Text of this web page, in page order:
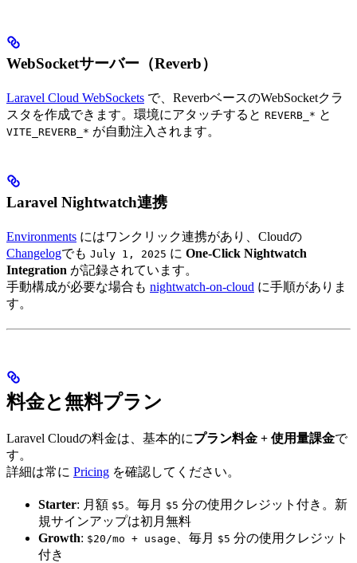
WebSocketサーバー（Reverb）
Laravel Cloud WebSockets で、ReverbベースのWebSocketクラ
スタを作成できます。環境にアタッチすると REVERB_* と
VITE_REVERB_* が自動注入されます。
Laravel Nightwatch連携
Environments にはワンクリック連携があり、Cloudの
Changelogでも July 1, 2025 に One-Click Nightwatch
Integration が記録されています。
手動構成が必要な場合も nightwatch-on-cloud に手順がありま
す。
料金と無料プラン
Laravel Cloudの料金は、基本的にプラン料金 + 使用量課金で
す。
詳細は常に Pricing を確認してください。
Starter: 月額 $5 。毎月 $5 分の使用クレジット付き。新
規サインアップは初月無料
Growth: $20/mo + usage 、毎月 $5 分の使用クレジット
付き